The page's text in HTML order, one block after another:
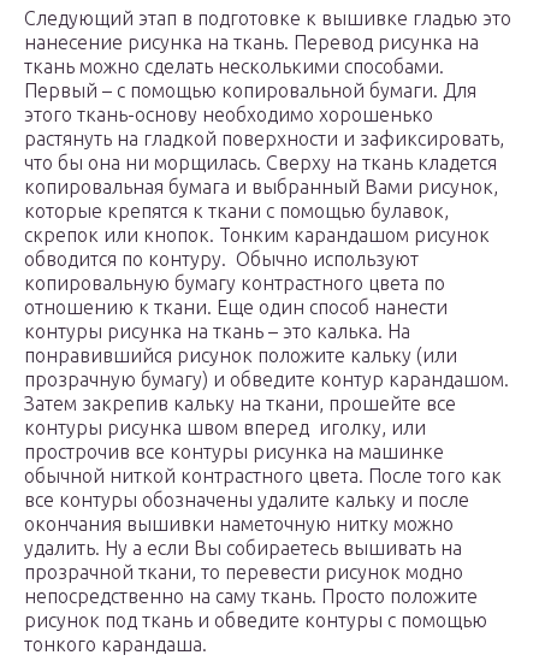
Следующий этап в подготовке к вышивке гладью это
нанесение рисунка на ткань. Перевод рисунка на
ткань можно сделать несколькими способами.
Первый – с помощью копировальной бумаги. Для
этого ткань-основу необходимо хорошенько
растянуть на гладкой поверхности и зафиксировать,
что бы она ни морщилась. Сверху на ткань кладется
копировальная бумага и выбранный Вами рисунок,
которые крепятся к ткани с помощью булавок,
скрепок или кнопок. Тонким карандашом рисунок
обводится по контуру. Обычно используют
копировальную бумагу контрастного цвета по
отношению к ткани. Еще один способ нанести
контуры рисунка на ткань – это калька. На
понравившийся рисунок положите кальку (или
прозрачную бумагу) и обведите контур карандашом.
Затем закрепив кальку на ткани, прошейте все
контуры рисунка швом вперед иголку, или
прострочив все контуры рисунка на машинке
обычной ниткой контрастного цвета. После того как
все контуры обозначены удалите кальку и после
окончания вышивки наметочную нитку можно
удалить. Ну а если Вы собираетесь вышивать на
прозрачной ткани, то перевести рисунок модно
непосредственно на саму ткань. Просто положите
рисунок под ткань и обведите контуры с помощью
тонкого карандаша.